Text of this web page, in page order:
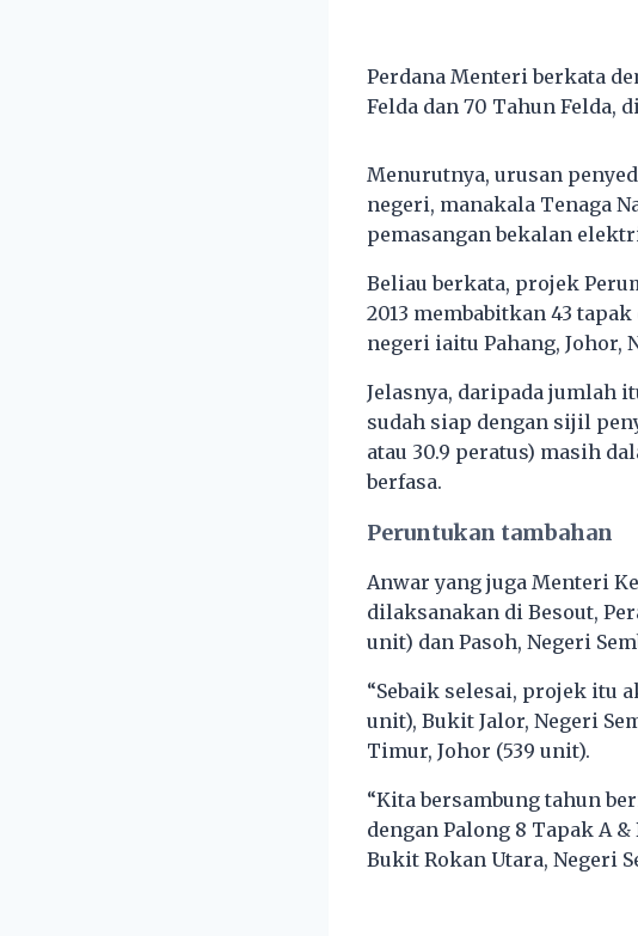
Perdana Menteri berkata
Felda dan 70 Tahun Felda,
Menurutnya, urusan
negeri, manakala Tenaga
pemasangan bekalan
Beliau berkata, projek
2013 membabitkan 43
negeri iaitu Pahang, Johor,
Jelasnya, daripada jumlah
sudah siap dengan sijil
atau 30.9 peratus) masih
berfasa.
Peruntukan tambahan
Anwar yang juga Menteri
dilaksanakan di Besout,
unit) dan Pasoh, Negeri
“Sebaik selesai, projek itu
unit), Bukit Jalor, Negeri
Timur, Johor (539 unit).
“Kita bersambung tahun
dengan Palong 8 Tapak A
Bukit Rokan Utara, Negeri